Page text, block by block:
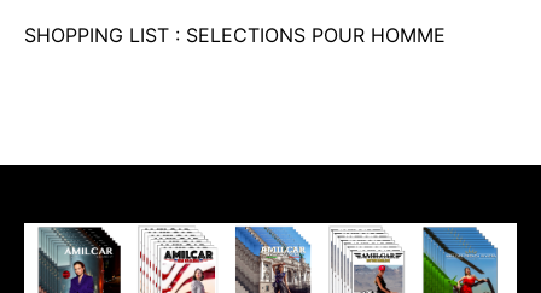
SHOPPING LIST : SELECTIONS POUR HOMME